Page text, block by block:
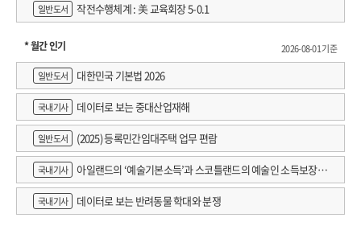
일반도서 작전수행체계 : 美 교육회장 5-0.1
* 월간 인기
2026-08-01 기준
일반도서
대한민국 기본법 2026
국내기사 데이터로 보는 중대산업재해
일반도서 (2025) 등록민간임대주택 업무 편람
국내기사
아일랜드의 ‘예술기본소득’과 스코틀랜드의 예술인 소득보장정
책 논의
국내기사 데이터로 보는 반려동물 학대와 분쟁